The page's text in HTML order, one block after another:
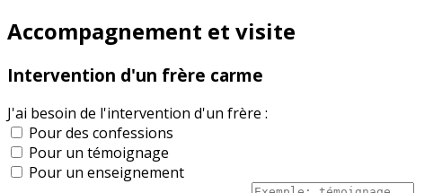
Accompagnement et visite
Intervention d'un frère carme
J'ai besoin de l'intervention d'un frère :
Pour des confessions
Pour un témoignage
Pour un enseignement